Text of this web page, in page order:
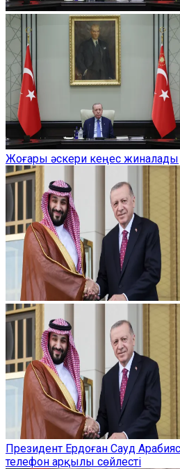
Жоғары әскери кеңес жиналады
Президент Ердоған Сауд
телефон арқылы сөйлесті